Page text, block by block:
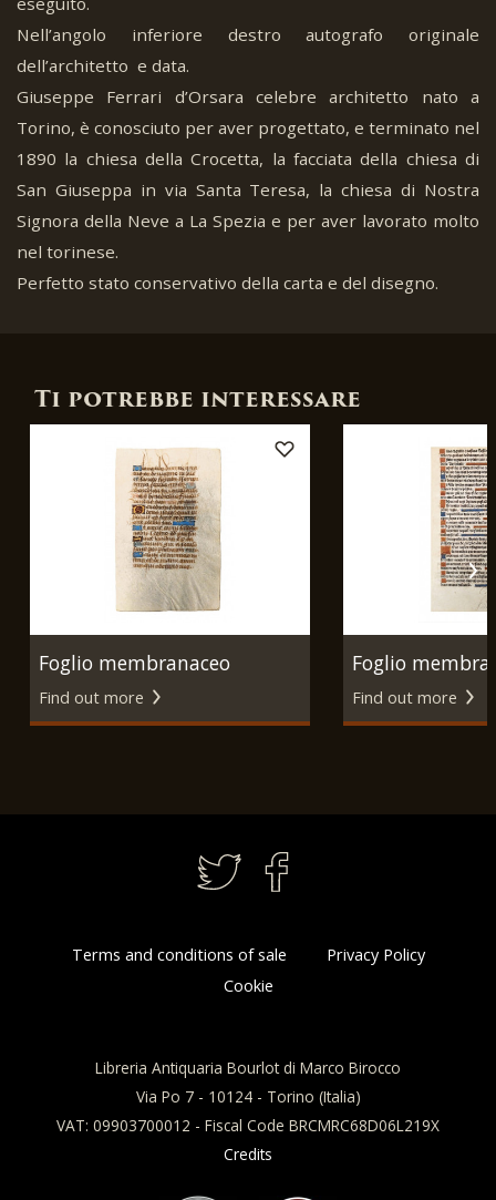
Nell’angolo inferiore destro autografo originale
dell’architetto e data.
Giuseppe Ferrari d’Orsara celebre architetto nato a
Torino, è conosciuto per aver progettato, e terminato nel
1890 la chiesa della Crocetta, la facciata della chiesa di
San Giuseppa in via Santa Teresa, la chiesa di Nostra
Signora della Neve a La Spezia e per aver lavorato molto
nel torinese.
Perfetto stato conservativo della carta e del disegno.
Ti potrebbe interessare
Foglio membranaceo
miniato. Parigi, 1480-1490
Find out more
Foglio
miniato. Parigi,
Find out more
Terms and conditions of sale
Privacy Policy
Cookie
Libreria Antiquaria Bourlot di Marco Birocco
Via Po 7 - 10124 - Torino (Italia)
VAT: 09903700012 - Fiscal Code BRCMRC68D06L219X
Credits